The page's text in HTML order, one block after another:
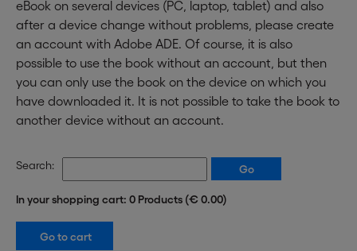
eBook on several devices (PC, laptop, tablet) and also
after a device change without problems, please create
an account with Adobe ADE. Of course, it is also
possible to use the book without an account, but then
you can only use the book on the device on which you
have downloaded it. It is not possible to take the book to
another device without an account.
Search:
In your shopping cart: 0 Products (€ 0.00)